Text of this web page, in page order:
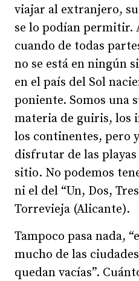
viajar al extranjero,
se lo podían permitir.
cuando de todas
no se está en ningún
en el país del Sol
poniente. Somos una
materia de guiris, los
los continentes, pero
disfrutar de las
sitio. No podemos
ni el del “Un, Dos,
Torrevieja (Alicante).
Tampoco pasa nada,
mucho de las
quedan vacías”.